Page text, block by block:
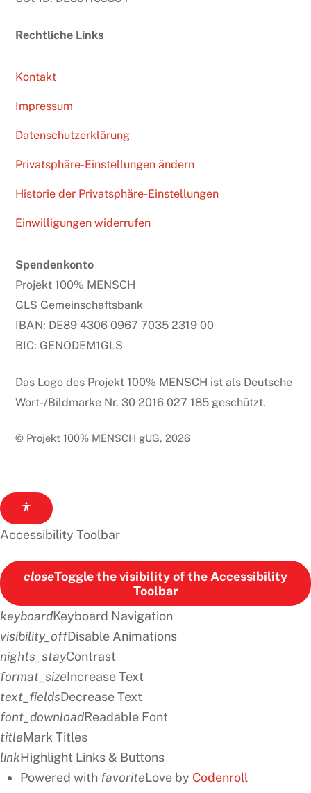
Rechtliche Links
Kontakt
Impressum
Datenschutzerklärung
Privatsphäre-Einstellungen ändern
Historie der Privatsphäre-Einstellungen
Einwilligungen widerrufen
Spendenkonto
Projekt 100% MENSCH
GLS Gemeinschaftsbank
IBAN: DE89 4306 0967 7035 2319 00
BIC: GENODEM1GLS
Das Logo des Projekt 100% MENSCH ist als Deutsche
Wort-/Bildmarke Nr. 30 2016 027 185 geschützt.
© Projekt 100% MENSCH gUG, 2026
Accessibility Toolbar
closeToggle the visibility of the Accessibility
Toolbar
keyboardKeyboard Navigation
visibility_offDisable Animations
nights_stayContrast
format_sizeIncrease Text
text_fieldsDecrease Text
font_downloadReadable Font
titleMark Titles
linkHighlight Links & Buttons
Powered with favoriteLoveby Codenroll